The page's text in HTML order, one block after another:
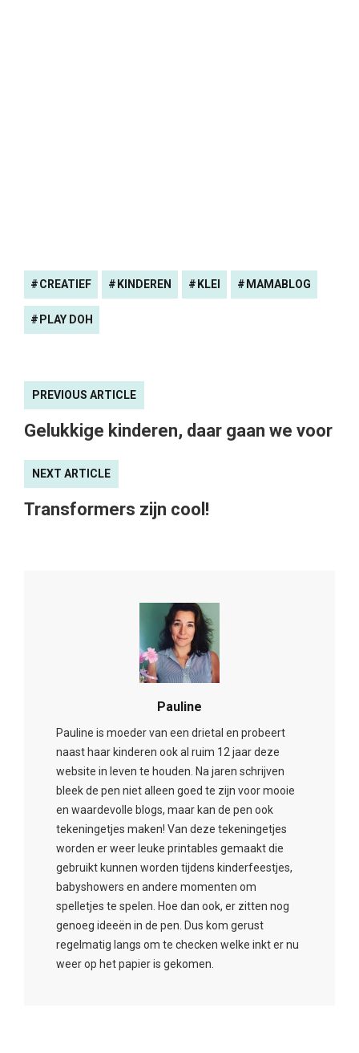
CREATIEF KINDEREN KLEI MAMABLOG
PLAY DOH
PREVIOUS ARTICLE
Gelukkige kinderen, daar gaan we voor
NEXT ARTICLE
Transformers zijn cool!
Pauline
Pauline is moeder van een drietal en probeert
naast haar kinderen ook al ruim 12 jaar deze
website in leven te houden. Na jaren schrijven
bleek de pen niet alleen goed te zijn voor mooie
en waardevolle blogs, maar kan de pen ook
tekeningetjes maken! Van deze tekeningetjes
worden er weer leuke printables gemaakt die
gebruikt kunnen worden tijdens kinderfeestjes,
babyshowers en andere momenten om
spelletjes te spelen. Hoe dan ook, er zitten nog
genoeg ideeën in de pen. Dus kom gerust
regelmatig langs om te checken welke inkt er nu
weer op het papier is gekomen.